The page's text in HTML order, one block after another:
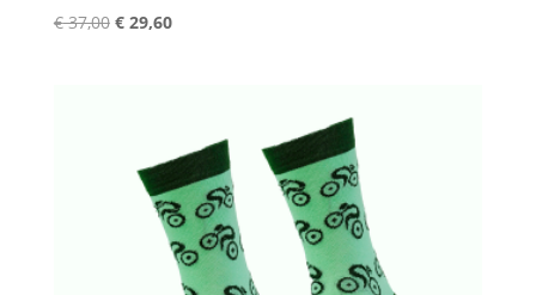
€37,00 Ursprünglicher
€29,60Aktueller